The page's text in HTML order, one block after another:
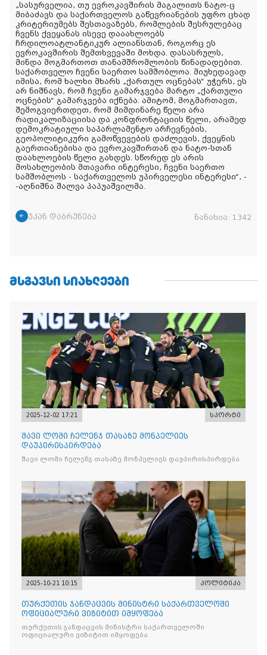
„სასურველია, თუ ევროკავშირის მაგალითს ნატო-ც
მიბაძავს და საქართველოს გაწევრიანების უფრო ცხად
კრიტერიუმებს შესთავაზებს, რომლების შესრულებაც
ჩვენს ქვეყანას ისევე დააახლოებს
ჩრდილოატლანტიკურ ალიანსთან, როგორც ეს
ევროკავშირის შემთხვევაში მოხდა. დასასრულს,
მინდა მოგმართოთ თანამშრომლობის წინადადებით.
საქართველო ჩვენი საერთო სამშობლოა. მიუხედავად
იმისა, რომ ხალხი მხარს „ქართულ ოცნებას“ უჭერს, ეს
არ ნიშნავს, რომ ჩვენი გამარჯვება მარტო „ქართული
ოცნების“ გამარჯვება იქნება. ამიტომ, მოგმართავთ,
შემოგვიერთდეთ, რომ მიმდინარე წელი არა
რადიკალიზაციისა და კონფრონტაციის წელი, არამედ
დემოკრატიული საპარლამენტო არჩევნების,
გეოპოლიტიკური გამოწვევების დაძლევის, ქვეყნის
გაერთიანებისა და ევროკავშირთან და ნატო-სთან
დაახლოების წელი გახდეს. სწორედ ეს არის
მოსახლეობის მთავარი ინტერესი, ჩვენი საერთო
სამშობლოს - საქართველოს უპირველესი ინტერესი“, -
-აღნიშნა შალვა პაპუაშვილმა.
უკან დაბრუნება ნანახია: 1342
ᲛᲡᲒᲐᲕᲡᲘ ᲡᲘᲐᲮᲚᲔᲔᲑᲘ
2025-12-02 17:21 სპორტი
შავი ლომი ჩელენჯ თასაზე მონპელიეს
დაუპირისპირდება
შავი ლომი ჩელენჯ თასაზე მონპელიეს დაუპირისპირდება
2025-10-21 10:15 პოლიტიკა
თურქეთის ჯანდაცვის მინისტრი საქართველოში
ოფიციალური ვიზიტით იმყოფება
თურქეთის ჯანდაცვის მინისტრი საქართველოში
ოფიციალური ვიზიტით იმყოფება